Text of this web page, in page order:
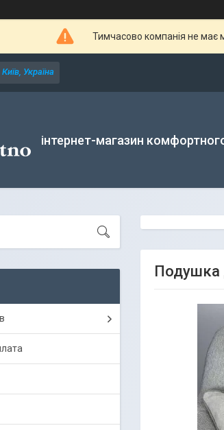
Тимчасово компанія не має
Україна
інтернет-магазин
Подушка